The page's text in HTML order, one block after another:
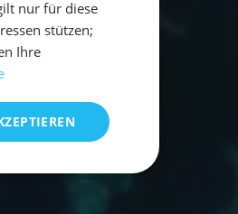
nur für diese
stützen;
Ihre